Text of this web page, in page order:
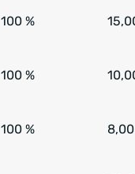
100 %
100 %
100 % 8,00